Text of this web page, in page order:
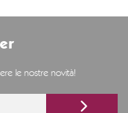
le nostre novità!